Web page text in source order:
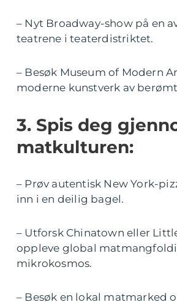
– Nyt Broadway-show på en
teatrene i teaterdistriktet.
– Besøk Museum of Modern
moderne kunstverk av
3. Spis deg
matkulturen:
– Prøv autentisk New York-
inn i en deilig bagel.
– Utforsk Chinatown eller
oppleve global
mikrokosmos.
– Besøk en lokal matmarked